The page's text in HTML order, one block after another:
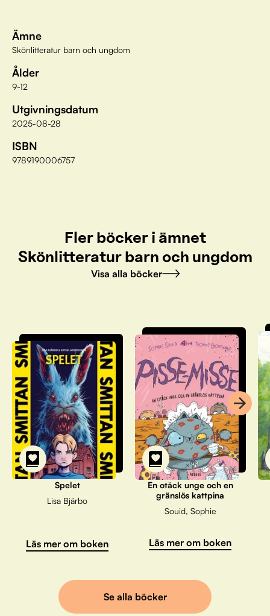
Ämne
Skönlitteratur barn och ungdom
Ålder
9-12
Utgivningsdatum
2025-08-28
ISBN
9789190006757
Fler böcker i ämnet
Skönlitteratur barn och ungdom
Visa alla böcker
Spelet
Lisa Bjärbo
Läs mer om boken
En otäck unge och en
gränslös kattpina
Souid, Sophie
Läs mer om boken
Se alla böcker